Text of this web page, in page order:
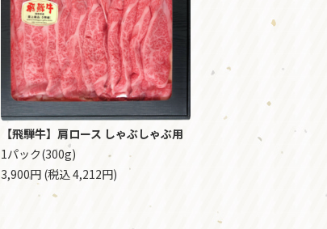
【飛騨牛】肩ロース しゃぶしゃぶ用
1パック(300g)
3,900円 (税込 4,212円)